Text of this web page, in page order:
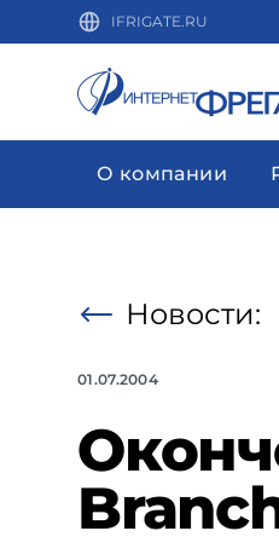
IFRIGATE.RU
О компании
Новости:
01.07.2004